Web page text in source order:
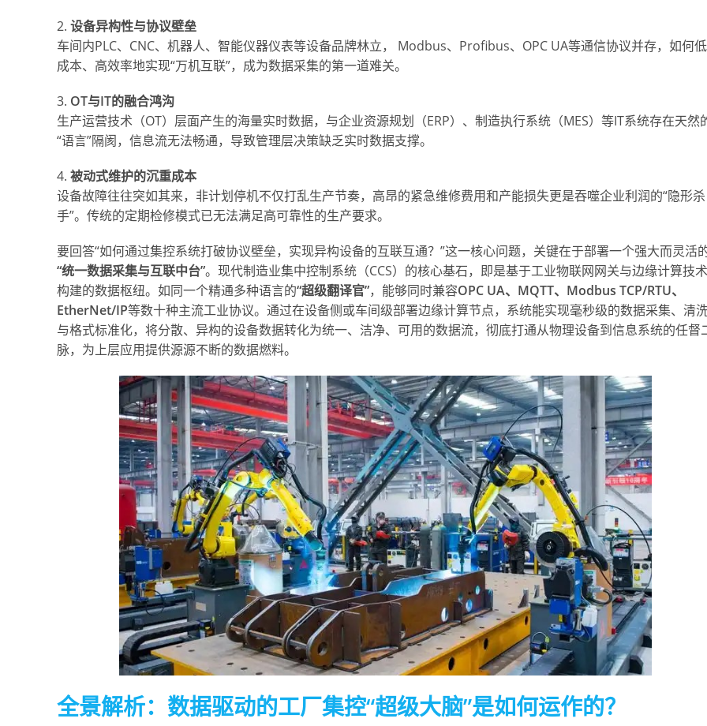
2. 设备异构性与协议壁垒
车间内PLC、CNC、机器人、智能仪器仪表等设备品牌林立， Modbus、Profibus、OPC UA等通信协议并存，如何低
成本、高效率地实现“万机互联”，成为数据采集的第一道难关。
3. OT与IT的融合鸿沟
生产运营技术（OT）层面产生的海量实时数据，与企业资源规划（ERP）、制造执行系统（MES）等IT系统存在天然
“语言”隔阂，信息流无法畅通，导致管理层决策缺乏实时数据支撑。
4. 被动式维护的沉重成本
设备故障往往突如其来，非计划停机不仅打乱生产节奏，高昂的紧急维修费用和产能损失更是吞噬企业利润的“隐形杀
手”。传统的定期检修模式已无法满足高可靠性的生产要求。
要回答“如何通过集控系统打破协议壁垒，实现异构设备的互联互通？”这一核心问题，关键在于部署一个强大而灵活
“统一数据采集与互联中台”。现代制造业集中控制系统（CCS）的核心基石，即是基于工业物联网网关与边缘计算技术
构建的数据枢纽。如同一个精通多种语言的“超级翻译官”，能够同时兼容OPC UA、MQTT、Modbus TCP/RTU、
EtherNet/IP等数十种主流工业协议。通过在设备侧或车间级部署边缘计算节点，系统能实现毫秒级的数据采集、清
与格式标准化，将分散、异构的设备数据转化为统一、洁净、可用的数据流，彻底打通从物理设备到信息系统的任督
脉，为上层应用提供源源不断的数据燃料。
全景解析：数据驱动的工厂集控“超级大脑”是如何运作的？